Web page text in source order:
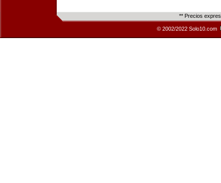
** Precios
© 2002/2022 Solo10.com